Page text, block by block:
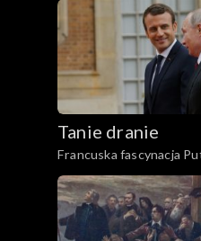
Tanie dranie
Francuska fascynacja